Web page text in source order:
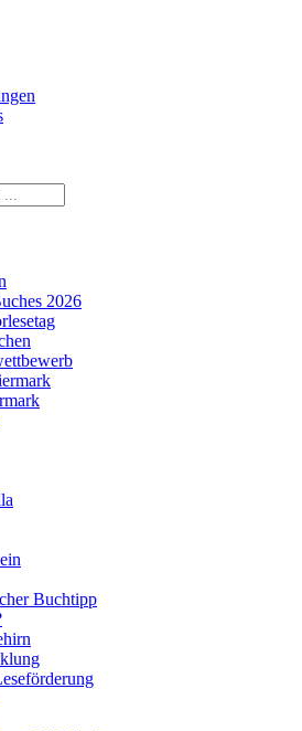
2026
Buchtipp